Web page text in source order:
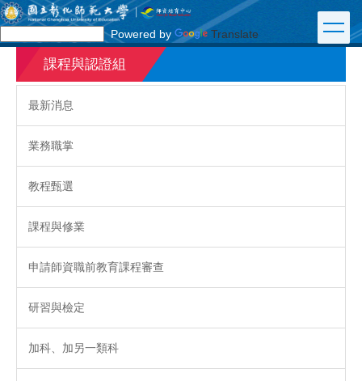
跳
到
主
內
Powered by Translate
課程與認證組
最新消息
業務職掌
教程甄選
課程與修業
申請師資職前教育課程審查
研習與檢定
加科、加另一類科